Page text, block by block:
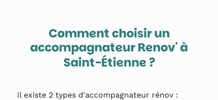
Comment choisir un
accompagnateur Renov' à
Saint-Étienne?
Il existe 2 types d'accompagnateur rénov :